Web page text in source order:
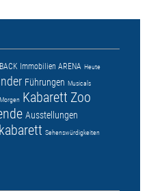
Immobilien ARENA Heute
Führungen Musicals
Morgen Kabarett Zoo
Ausstellungen
Sehenswürdigkeiten